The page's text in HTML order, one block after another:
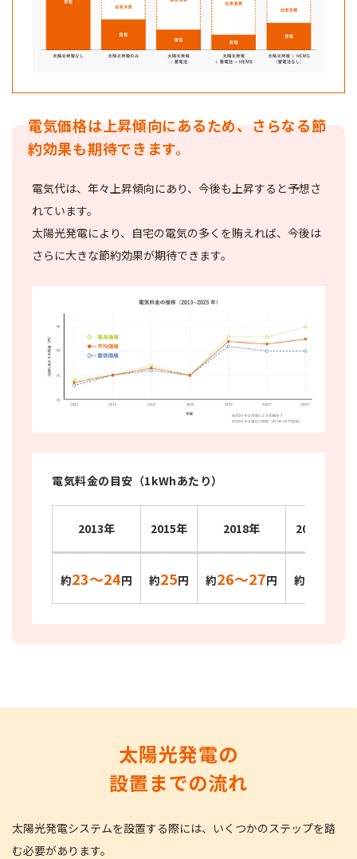
電気価格は上昇傾向にあるため、さらなる節
約効果も期待できます。
電気代は、年々上昇傾向にあり、今後も上昇すると予想さ
れています。
太陽光発電により、自宅の電気の多くを賄えれば、今後は
さらに大きな節約効果が期待できます。
電気料金の目安（1kWhあたり）
2013年 2015年 2018年 2020年
約23〜24円 約25円 約26〜27円 約
太陽光発電の
設置までの流れ
太陽光発電システムを設置する際には、いくつかのステップを踏
む必要があります。